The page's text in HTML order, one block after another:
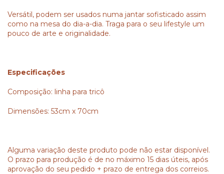
Versátil, podem ser usados numa jantar sofisticado assim
como na mesa do dia-a-dia. Traga para o seu lifestyle um
pouco de arte e originalidade.
Especificações
Composição: linha para tricô
Dimensões: 53cm x 70cm
Alguma variação deste produto pode não estar disponível.
O prazo para produção é de no máximo 15 dias úteis, após
aprovação do seu pedido + prazo de entrega dos correios.